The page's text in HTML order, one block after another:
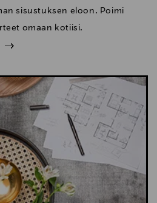
Pestävä, Irrotettava,
Ajaton
sisustuksen eloon. Poimi
omaan kotiisi.